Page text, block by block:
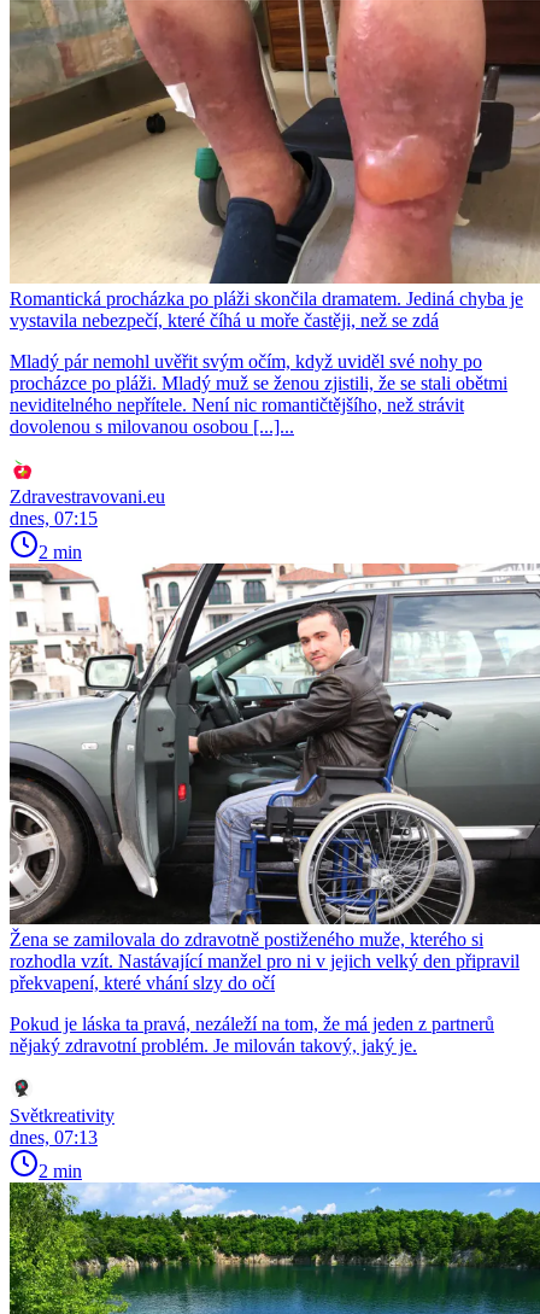
Romantická procházka po pláži skončila dramatem. Jediná chyba je
vystavila nebezpečí, které číhá u moře častěji, než se zdá
Mladý pár nemohl uvěřit svým očím, když uviděl své nohy po
procházce po pláži. Mladý muž se ženou zjistili, že se stali obětmi
neviditelného nepřítele. Není nic romantičtějšího, než strávit
dovolenou s milovanou osobou [...]...
Zdravestravovani.eu
dnes, 07:15
2 min
Žena se zamilovala do zdravotně postiženého muže, kterého si
rozhodla vzít. Nastávající manžel pro ni v jejich velký den připravil
překvapení, které vhání slzy do očí
Pokud je láska ta pravá, nezáleží na tom, že má jeden z partnerů
nějaký zdravotní problém. Je milován takový, jaký je.
Světkreativity
dnes, 07:13
2 min